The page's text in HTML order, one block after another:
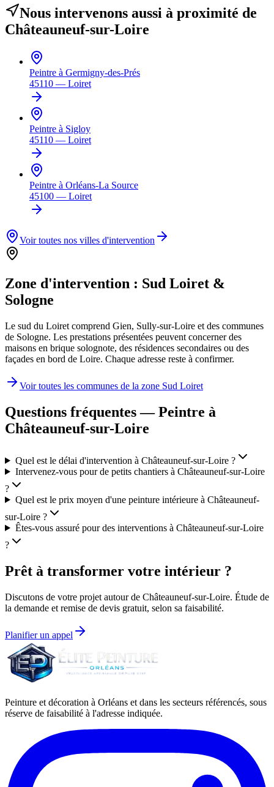
Nous intervenons aussi à proximité de
Châteauneuf-sur-Loire
Peintre à Germigny-des-Prés
45110 — Loiret
Peintre à Sigloy
45110 — Loiret
Peintre à Orléans-La Source
45100 — Loiret
Voir toutes nos villes d'intervention
Zone d'intervention : Sud Loiret &
Sologne
Le sud du Loiret comprend Gien, Sully-sur-Loire et des communes
de Sologne. Les prestations présentées peuvent concerner des
maisons en brique solognote, des résidences secondaires ou des
façades en bord de Loire. Chaque adresse reste à confirmer.
Voir toutes les communes de la zone Sud Loiret
Questions fréquentes — Peintre à
Châteauneuf-sur-Loire
Quel est le délai d'intervention à Châteauneuf-sur-Loire ?
Intervenez-vous pour de petits chantiers à Châteauneuf-sur-Loire
?
Quel est le prix moyen d'une peinture intérieure à Châteauneuf-
sur-Loire ?
Êtes-vous assuré pour des interventions à Châteauneuf-sur-Loire
?
Prêt à transformer votre intérieur ?
Discutons de votre projet autour de Châteauneuf-sur-Loire. Étude de
la demande et remise de devis gratuit, selon sa faisabilité.
Planifier un appel
Peinture et décoration à Orléans et dans les secteurs référencés, sous
réserve de faisabilité à l'adresse indiquée.